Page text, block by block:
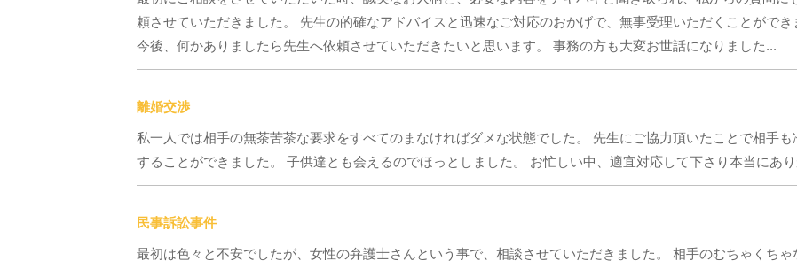
頼させていただきました。 先生の的確なアドバイスと迅速なご対応のおかげで、無事受理いただくことができ
今後、何かありましたら先生へ依頼させていただきたいと思います。 事務の方も大変お世話になりました...
離婚交渉
私一人では相手の無茶苦茶な要求をすべてのまなければダメな状態でした。 先生にご協力頂いたことで相手
することができました。 子供達とも会えるのでほっとしました。 お忙しい中、適宜対応して下さり本当にあり
民事訴訟事件
最初は色々と不安でしたが、女性の弁護士さんという事で、相談させていただきました。 相手のむちゃくち